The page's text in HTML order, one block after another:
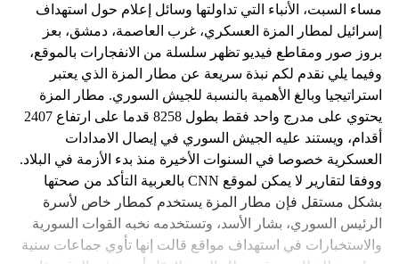
مساء السبت، الأنباء التي تداولتها وسائل إعلام حول استهداف
إسرائيل لمطار المزة العسكري، غرب العاصمة، دمشق، بعز
بروز صور ومقاطع فيديو تظهر سلسلة من الانفجارات بالموقع،
وفيما يلي نقدم لكم نبذة سريعة عن مطار المزة الذي يعتبر
استراتيجيا وبالغ الأهمية بالنسبة للجيش السوري. مطار المزة
يحتوي على مدرج واحد فقط بطول 8258 قدما على ارتفاع 2407
أقدام، ويستند عليه الجيش السوري في إيصال الامدادات
العسكرية خصوصا في السنوات الأخيرة منذ بدء الأزمة في البلاد.
ووفقا لتقارير لا يمكن لموقع CNN بالعربية التأكد من صحتها
بشكل مستقل فإن مطار المزة يستخدم كمطار خاص لأسرة
الرئيس السوري، بشار الأسد، وتستخدمه نخبه القوات السورية
والاستخبارات في استهداف مواقع قالت إنها تأوي جماعات سنية